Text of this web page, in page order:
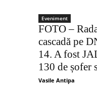
Eveniment
FOTO –
cascadă pe
14. A fost
130 de șofer
Vasile Antipa